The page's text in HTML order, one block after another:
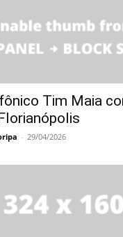
Tim Maia
- 29/04/2026